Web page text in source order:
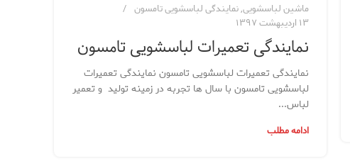
ماشین لباسشویی,نمایندگی لباسشویی تامسون
۱۳ اردیبهشت ۱۳۹۷
نمایندگی تعمیرات لباسشویی تامسون
نمایندگی تعمیرات لباسشویی تامسون نمایندگی تعمیرات
لباسشویی تامسون با سال ها تجربه در زمینه تولید و تعمیر
لباس...
ادامه مطلب